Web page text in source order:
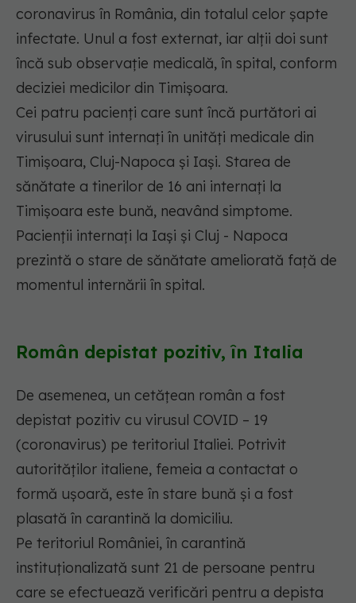
coronavirus în România, din totalul celor șapte
infectate. Unul a fost externat, iar alții doi sunt
încă sub observație medicală, în spital, conform
deciziei medicilor din Timișoara.
Cei patru pacienți care sunt încă purtători ai
virusului sunt internați în unități medicale din
Timișoara, Cluj-Napoca și Iași. Starea de
sănătate a tinerilor de 16 ani internați la
Timișoara este bună, neavând simptome.
Pacienții internați la Iași și Cluj - Napoca
prezintă o stare de sănătate ameliorată față de
momentul internării în spital.
Român depistat pozitiv, în Italia
De asemenea, un cetățean român a fost
depistat pozitiv cu virusul COVID – 19
(coronavirus) pe teritoriul Italiei. Potrivit
autorităților italiene, femeia a contactat o
formă ușoară, este în stare bună și a fost
plasată în carantină la domiciliu.
Pe teritoriul României, în carantină
instituționalizată sunt 21 de persoane pentru
care se efectuează verificări pentru a depista